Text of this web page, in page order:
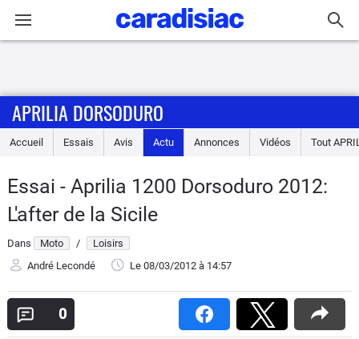
Accueil
Essais
Equipement
Forum
APRILIA DORSODURO
Accueil Essais Avis Actu Annonces Vidéos Tout
Essai - Aprilia 1200 Dorsoduro 2012:
L'after de la Sicile
Dans Moto /
Loisirs
André Lecondé
Le 08/03/2012 à 14:57
0